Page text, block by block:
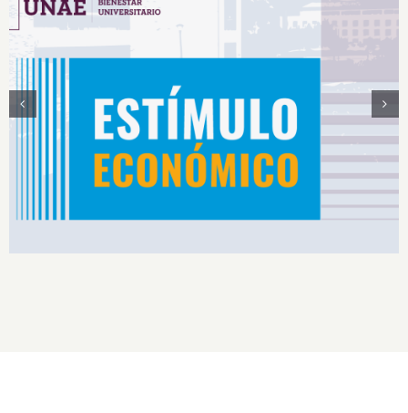
Estímulos Económicos para Deportistas de Alto
Rendimiento IS2026